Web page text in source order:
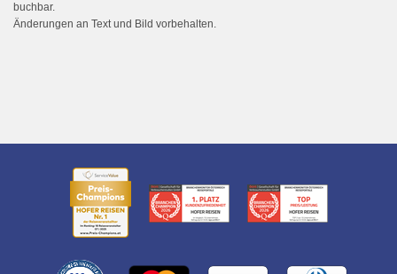
buchbar.
Änderungen an Text und Bild vorbehalten.